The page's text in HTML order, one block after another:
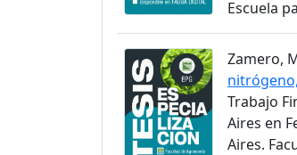
Escuela
Zamero,
Trabajo
Aires en
Aires.